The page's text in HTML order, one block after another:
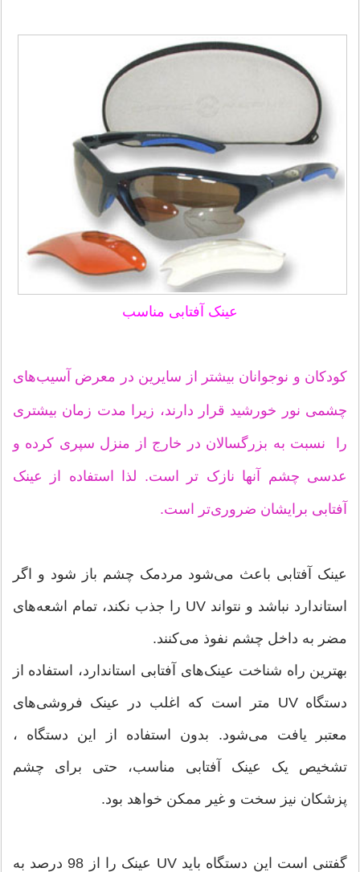
عینک آفتابی مناسب
کودکان و نوجوانان بیشتر از سایرین در معرض آسیب‌های
چشمی نور خورشید قرار دارند، زیرا مدت زمان بیشتری
را نسبت به بزرگسالان در خارج از منزل سپری کرده و
عدسی چشم آنها نازک ‌تر است. لذا استفاده از عینک
آفتابی برایشان ضروری‌تر است.
عینک آفتابی باعث می‌شود مردمک چشم باز شود و اگر
استاندارد نباشد و نتواند UV را جذب نکند، تمام اشعه‌های
مضر به داخل چشم نفوذ می‌کنند.
بهترین راه شناخت عینک‌های آفتابی استاندارد، استفاده از
دستگاه UV متر است که اغلب در عینک‌ فروشی‌های
معتبر یافت می‌شود. بدون استفاده از این دستگاه ،
تشخیص یک عینک آفتابی مناسب، حتی برای چشم
پزشکان نیز سخت و غیر ممکن خواهد بود.
گفتنی است این دستگاه باید UV عینک را از 98 درصد به